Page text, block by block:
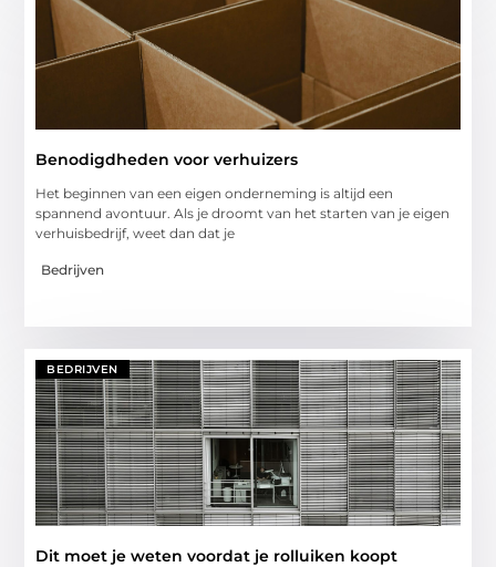
Benodigdheden voor verhuizers
Het beginnen van een eigen onderneming is altijd een
spannend avontuur. Als je droomt van het starten van je eigen
verhuisbedrijf, weet dan dat je
Bedrijven
BEDRIJVEN
Dit moet je weten voordat je rolluiken koopt